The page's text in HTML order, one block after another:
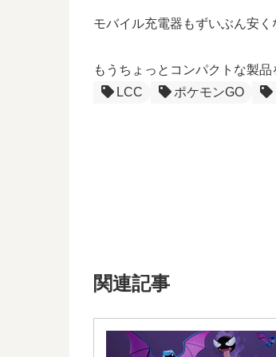
モバイル充電器もずいぶん安く
もうちょっとコンパクトな製
LCC
ポケモンGO
関連記事